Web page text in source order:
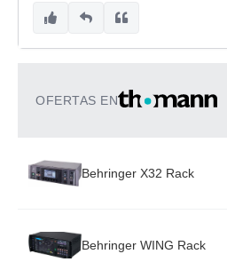
OFERTAS EN
Behringer X32 Rack
Behringer WING Rack